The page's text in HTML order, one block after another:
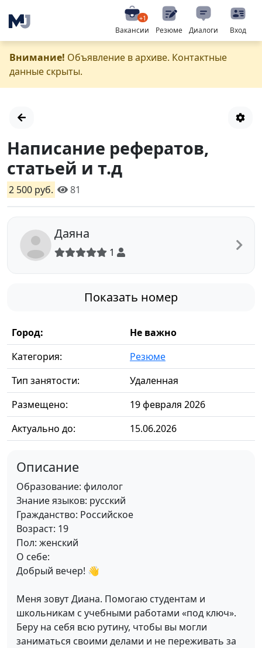
+1
Вакансии Резюме Диалоги Вход
Внимание! Объявление в архиве. Контактные
данные скрыты.
Написание рефератов,
статьей и т.д
2 500 руб. 81
Даяна
1
Показать номер
Город:
Не важно
Категория:
Резюме
Тип занятости:
Удаленная
Размещено:
19 февраля 2026
Актуально до:
15.06.2026
Описание
Образование: филолог
Знание языков: русский
Гражданство: Российское
Возраст: 19
Пол: женский
О себе:
Добрый вечер! 👋
Меня зовут Диана. Помогаю студентам и
школьникам с учебными работами «под ключ».
Беру на себя всю рутину, чтобы вы могли
заниматься своими делами и не переживать за